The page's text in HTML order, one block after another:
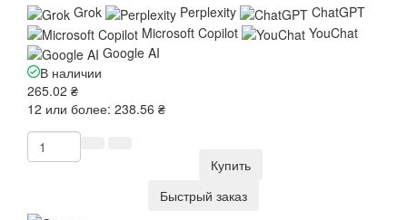
Grok Perplexity
ChatGPT
Microsoft Copilot
YouChat
Google AI
В наличии
265.02 ₴
12 или более: 238.56 ₴
Купить
Быстрый заказ